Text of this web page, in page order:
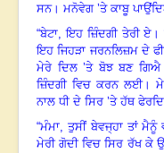
ਸਨ। ਮਨੋਵੇਗ ’ਤੇ ਕਾਬੂ
“ਬੇਟਾ,ਇਹ ਜ਼ਿੰਦਗੀ ਤੇਰੀ ਏ ।
ਇਹ ਜਿਹੜਾ ਜਰਨਲਿਜ਼ਮ ਦੇ
ਮੇਰੇ ਦਿਲ ’ਤੇ ਬੋਝ ਬਣ ਗਿਐ
ਜ਼ਿੰਦਗੀ ਵਿਚ ਕਰਨ ਲਈ।
ਨਾਲ ਧੀ ਦੇ ਸਿਰ ’ਤੇ ਹੱਥ
“ਮੰਮਾ, ਤੁਸੀਂ ਬੇਵਜ੍ਹਾ ਤਾਂ ਮੈਨੂੰ
ਮੇਰੀ ਗੋਦੀ ਵਿਚ ਸਿਰ ਰੱਖ ਕੇ